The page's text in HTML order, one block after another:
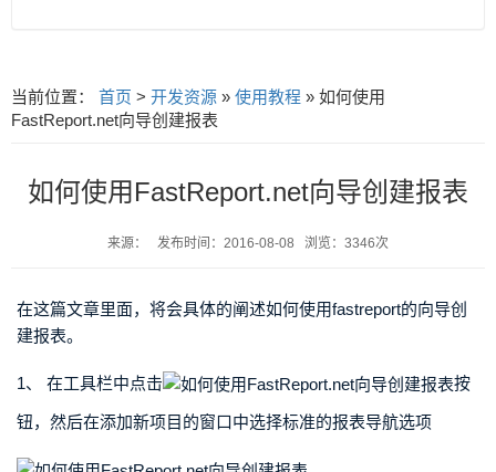
当前位置： 首页 > 开发资源 » 使用教程 » 如何使用
FastReport.net向导创建报表
如何使用FastReport.net向导创建报表
来源： 发布时间：2016-08-08 浏览：3346次
在这篇文章里面，将会具体的阐述如何使用fastreport的向导创
建报表。
1、 在工具栏中点击 按
钮，然后在添加新项目的窗口中选择标准的报表导航选项